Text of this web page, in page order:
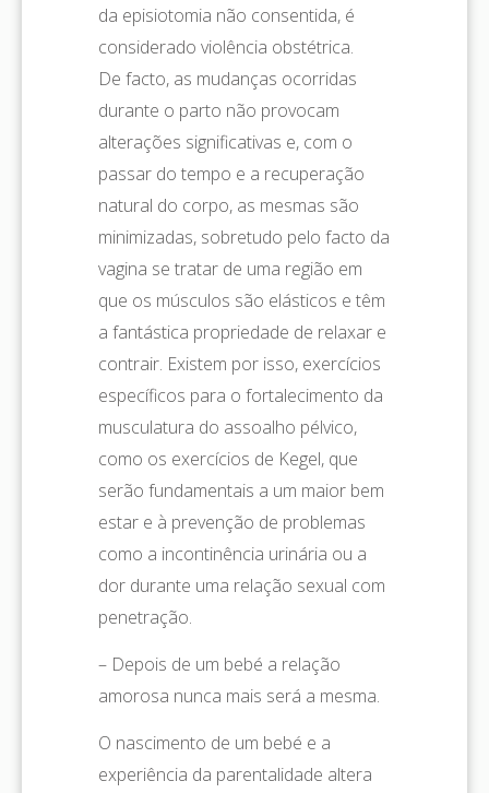
da episiotomia não consentida, é
considerado violência obstétrica.
De facto, as mudanças ocorridas
durante o parto não provocam
alterações significativas e, com o
passar do tempo e a recuperação
natural do corpo, as mesmas são
minimizadas, sobretudo pelo facto da
vagina se tratar de uma região em
que os músculos são elásticos e têm
a fantástica propriedade de relaxar e
contrair. Existem por isso, exercícios
específicos para o fortalecimento da
musculatura do assoalho pélvico,
como os exercícios de Kegel, que
serão fundamentais a um maior bem
estar e à prevenção de problemas
como a incontinência urinária ou a
dor durante uma relação sexual com
penetração.
– Depois de um bebé a relação
amorosa nunca mais será a mesma.
O nascimento de um bebé e a
experiência da parentalidade altera